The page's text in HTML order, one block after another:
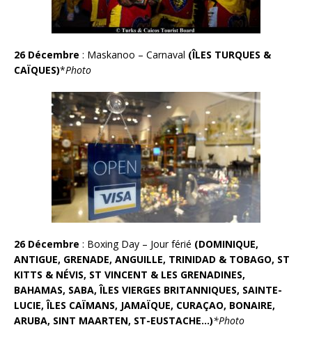
26 Décembre : Maskanoo – Carnaval (ÎLES TURQUES &
CAÏQUES)*Photo
26 Décembre : Boxing Day – Jour férié (DOMINIQUE,
ANTIGUE, GRENADE, ANGUILLE, TRINIDAD & TOBAGO, ST
KITTS & NÉVIS, ST VINCENT & LES GRENADINES,
BAHAMAS, SABA, ÎLES VIERGES BRITANNIQUES, SAINTE-
LUCIE, ÎLES CAÏMANS, JAMAÏQUE, CURAÇAO, BONAIRE,
ARUBA, SINT MAARTEN, ST-EUSTACHE…)*Photo